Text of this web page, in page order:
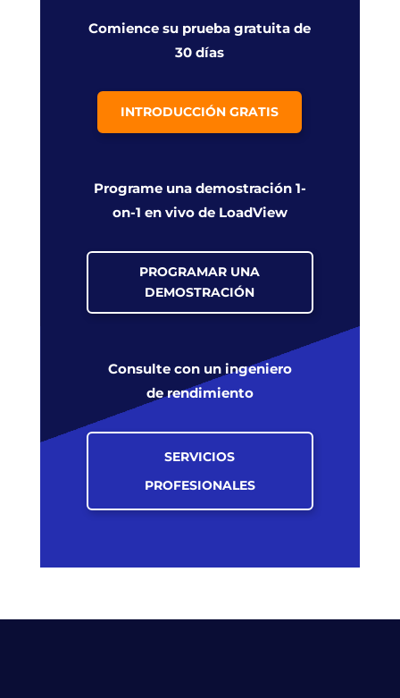
Comience su prueba gratuita de
30 días
INTRODUCCIÓN GRATIS
Programe una demostración 1-
on-1 en vivo de LoadView
PROGRAMAR UNA
DEMOSTRACIÓN
Consulte con un ingeniero
de rendimiento
SERVICIOS
PROFESIONALES